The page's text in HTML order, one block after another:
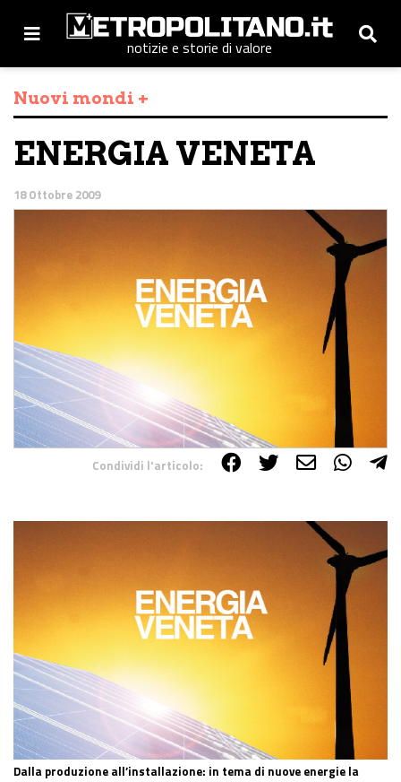
notizie e storie di valore
Nuovi mondi +
ENERGIA VENETA
18 Ottobre 2009
Condividi l'articolo:
Dalla produzione all’installazione: in tema di nuove energie la